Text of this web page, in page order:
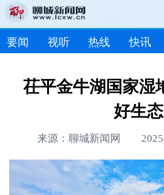
要闻 视听 热线 快讯
茌平金牛湖国家湿
好生态
来源：聊城新闻网 2025-